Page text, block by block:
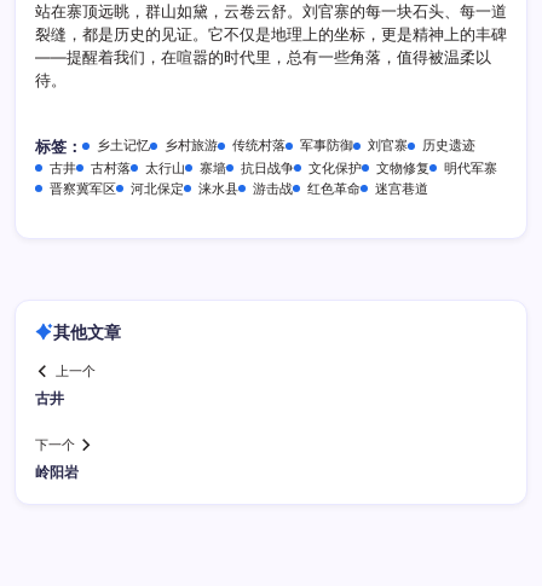
站在寨顶远眺，群山如黛，云卷云舒。刘官寨的每一块石头、每一道
裂缝，都是历史的见证。它不仅是地理上的坐标，更是精神上的丰碑
——提醒着我们，在喧嚣的时代里，总有一些角落，值得被温柔以
待。
标签： 乡土记忆 乡村旅游 传统村落 军事防御 刘官寨
历史遗迹
古井
古村落 太行山 寨墙 抗日战争 文化保护 文物修复
明代军寨
晋察冀军区
河北保定 涞水县 游击战 红色革命 迷宫巷道
其他文章
上一个
古井
下一个
岭阳岩